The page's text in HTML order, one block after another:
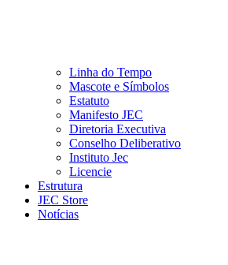
Linha do Tempo
Mascote e Símbolos
Estatuto
Manifesto JEC
Diretoria Executiva
Conselho Deliberativo
Instituto Jec
Licencie
Estrutura
JEC Store
Notícias